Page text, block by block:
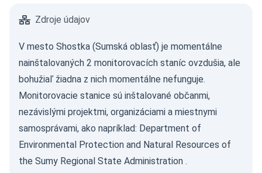
Zdroje údajov
V mesto Shostka (Sumská oblasť) je momentálne
nainštalovaných 2 monitorovacích staníc ovzdušia, ale
bohužiaľ žiadna z nich momentálne nefunguje.
Monitorovacie stanice sú inštalované občanmi,
nezávislými projektmi, organizáciami a miestnymi
samosprávami, ako napríklad: Department of
Environmental Protection and Natural Resources of
the Sumy Regional State Administration .